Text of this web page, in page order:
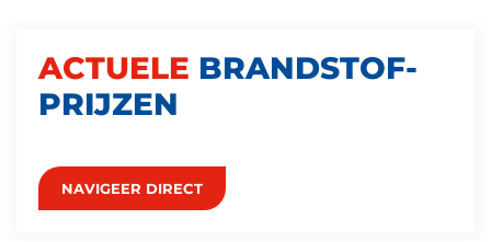
ACTUELE BRANDSTOF­
PRIJZEN
NAVIGEER DIRECT